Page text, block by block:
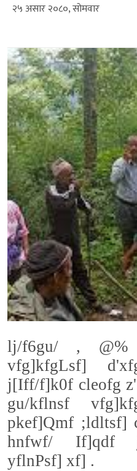
२५ असार २०८०, सोमवार
lj/f6gu/ ,
vfg]kfgLsf]
j[Iff/f]k0f cleofg
gu/kflnsf
pkef]Qmf ;ldltsf]
hnfwf/ If]qdf
yflnPsf] xf] .